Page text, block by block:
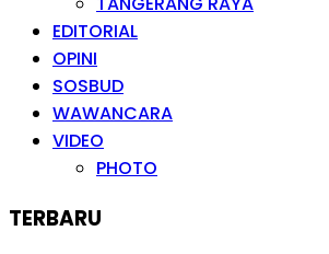
EDITORIAL
OPINI
SOSBUD
WAWANCARA
VIDEO
PHOTO
TERBARU